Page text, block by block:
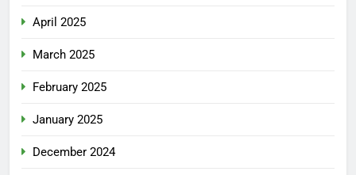
April 2025
March 2025
February 2025
January 2025
December 2024